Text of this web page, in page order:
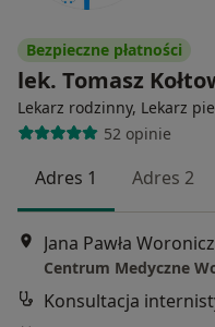
Bezpieczne płatności
lek. Tomasz
Lekarz rodzinny, Lekarz
52 opinie
Adres 1 Adres 2
Jana Pawła
Centrum Medyczne
Konsultacja